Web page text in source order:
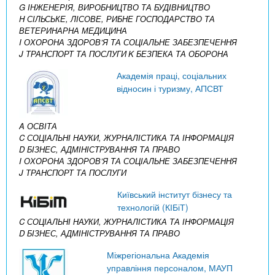
G ІНЖЕНЕРІЯ, ВИРОБНИЦТВО ТА БУДІВНИЦТВО
H СІЛЬСЬКЕ, ЛІСОВЕ, РИБНЕ ГОСПОДАРСТВО ТА
ВЕТЕРИНАРНА МЕДИЦИНА
I ОХОРОНА ЗДОРОВ’Я ТА СОЦІАЛЬНЕ ЗАБЕЗПЕЧЕННЯ
J ТРАНСПОРТ ТА ПОСЛУГИK БЕЗПЕКА ТА ОБОРОНА
Академія праці, соціальних
відносин і туризму, АПСВТ
A ОСВІТА
C СОЦІАЛЬНІ НАУКИ, ЖУРНАЛІСТИКА ТА ІНФОРМАЦІЯ
D БІЗНЕС, АДМІНІСТРУВАННЯ ТА ПРАВО
I ОХОРОНА ЗДОРОВ’Я ТА СОЦІАЛЬНЕ ЗАБЕЗПЕЧЕННЯ
J ТРАНСПОРТ ТА ПОСЛУГИ
Київський інститут бізнесу та
технологій (КІБіТ)
C СОЦІАЛЬНІ НАУКИ, ЖУРНАЛІСТИКА ТА ІНФОРМАЦІЯ
D БІЗНЕС, АДМІНІСТРУВАННЯ ТА ПРАВО
Міжрегіональна Академія
управління персоналом, МАУП